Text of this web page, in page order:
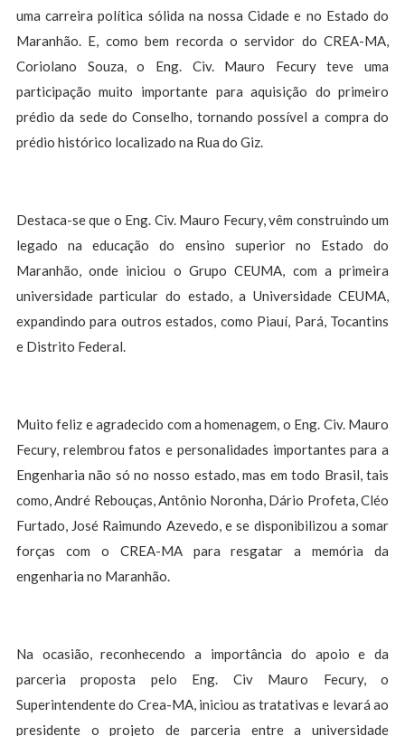
uma carreira política sólida na nossa Cidade e no Estado do
Maranhão. E, como bem recorda o servidor do CREA-MA,
Coriolano Souza, o Eng. Civ. Mauro Fecury teve uma
participação muito importante para aquisição do primeiro
prédio da sede do Conselho, tornando possível a compra do
prédio histórico localizado na Rua do Giz.
Destaca-se que o Eng. Civ. Mauro Fecury, vêm construindo um
legado na educação do ensino superior no Estado do
Maranhão, onde iniciou o Grupo CEUMA, com a primeira
universidade particular do estado, a Universidade CEUMA,
expandindo para outros estados, como Piauí, Pará, Tocantins
e Distrito Federal.
Muito feliz e agradecido com a homenagem, o Eng. Civ. Mauro
Fecury, relembrou fatos e personalidades importantes para a
Engenharia não só no nosso estado, mas em todo Brasil, tais
como, André Rebouças, Antônio Noronha, Dário Profeta, Cléo
Furtado, José Raimundo Azevedo, e se disponibilizou a somar
forças com o CREA-MA para resgatar a memória da
engenharia no Maranhão.
Na ocasião, reconhecendo a importância do apoio e da
parceria proposta pelo Eng. Civ Mauro Fecury, o
Superintendente do Crea-MA, iniciou as tratativas e levará ao
presidente o projeto de parceria entre a universidade